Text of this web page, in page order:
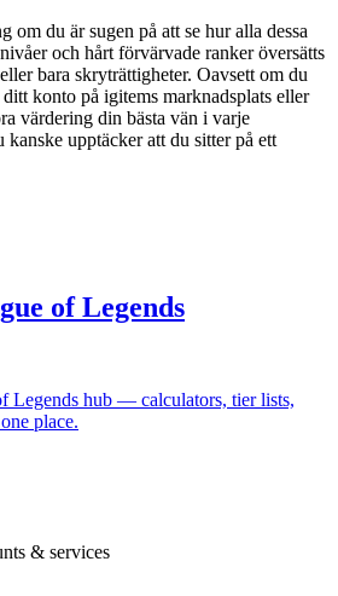
om du är sugen på att se hur alla dessa
och hårt förvärvade ranker översätts
bara skryträttigheter. Oavsett om du
konto på igitems marknadsplats eller
värdering din bästa vän i varje
upptäcker att du sitter på ett
of Legends
Legends hub — calculators, tier lists,
place.
& services